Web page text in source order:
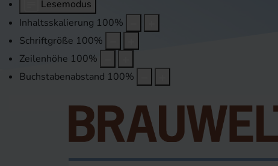
Lesemodus
Inhaltsskalierung 100%
Schriftgröße 100%
Zeilenhöhe 100%
Buchstabenabstand 100%